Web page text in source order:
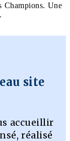
Champions. Une
site
accueillir
réalisé